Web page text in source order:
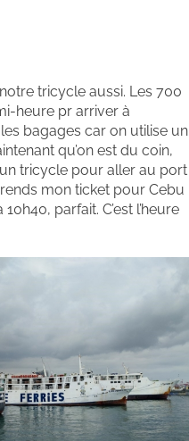
tricycle aussi. Les 700
heure pr arriver à
bagages car on utilise un
qu’on est du coin,
tricycle pour aller au port
mon ticket pour Cebu
parfait. C’est l’heure